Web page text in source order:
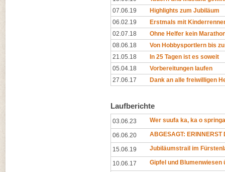
07.06.19
Highlights zum Jubiläum
06.02.19
Erstmals mit
02.07.18
Ohne Helfer kein
08.06.18
Von Hobbysportlern bis
21.05.18
In 25 Tagen ist es soweit
05.04.18
Vorbereitungen laufen
27.06.17
Dank an alle freiwilligen
Laufberichte
03.06.23 Wer suufa ka, ka o
06.06.20 ABGESAGT: ERINNERST
15.06.19 Jubiläumstrail im
10.06.17 Gipfel und Blumenwiesen